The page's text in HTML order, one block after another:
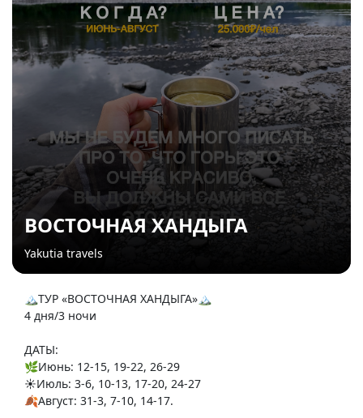
ВОСТОЧНАЯ ХАНДЫГА
Yakutia travels
🏔️ТУР «ВОСТОЧНАЯ ХАНДЫГА»🏔️
4 дня/3 ночи
ДАТЫ:
🌿Июнь: 12-15, 19-22, 26-29
☀️Июль: 3-6, 10-13, 17-20, 24-27
🍂Август: 31-3, 7-10, 14-17.